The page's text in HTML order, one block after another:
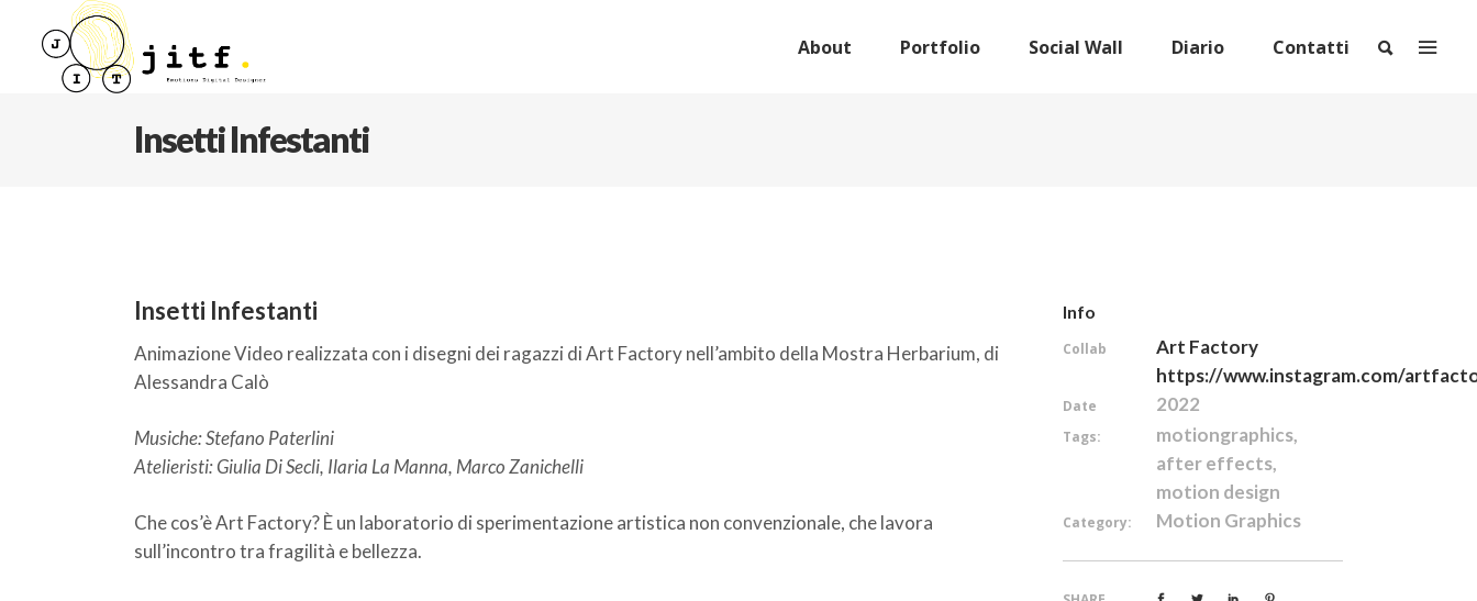
About Portfolio Social Wall Diario Contatti
Insetti Infestanti
Insetti Infestanti
Animazione Video realizzata con i disegni dei ragazzi di Art Factory nell’ambito della Mostra Herbarium, di
Alessandra Calò
Musiche: Stefano Paterlini
Atelieristi: Giulia Di Secli, Ilaria La Manna, Marco Zanichelli
Che cos’è Art Factory? È un laboratorio di sperimentazione artistica non convenzionale, che lavora
sull’incontro tra fragilità e bellezza.
Info
Collab
Art Factory
https://www.instagram.com/
Date 2022
Tags:
motiongraphics,
after effects,
motion design
Category: Motion Graphics